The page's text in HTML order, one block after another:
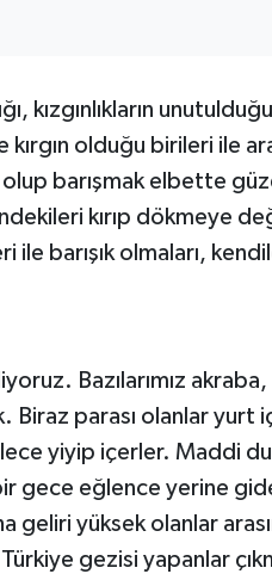
kızgınlıkların
olduğu birileri ile
barışmak elbette
kırıp dökmeye
ile barışık olmaları,
Bazılarımız
Biraz parası olanlar yurt
yiyip içerler. Maddi
gece eğlence yerine
geliri yüksek olanlar
gezisi yapanlar